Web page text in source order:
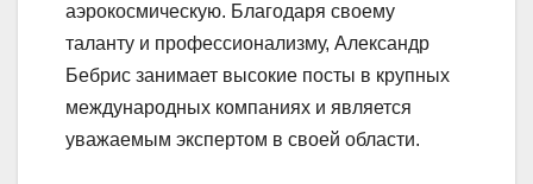
аэрокосмическую. Благодаря своему
таланту и профессионализму, Александр
Бебрис занимает высокие посты в крупных
международных компаниях и является
уважаемым экспертом в своей области.